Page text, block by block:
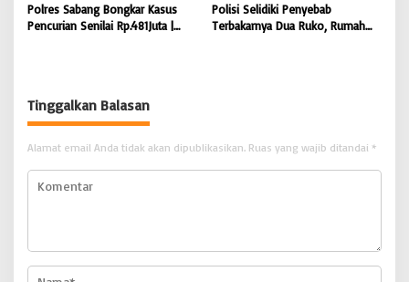
Polres Sabang Bongkar Kasus
Pencurian Senilai Rp.481Juta |
Polisi Selidiki Penyebab
Terbakarnya Dua Ruko, Rumah
Tinggalkan Balasan
Alamat email Anda tidak akan dipublikasikan. Ruas yang wajib ditandai *